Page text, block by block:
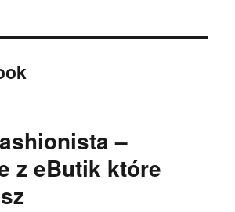
–
z eButik które